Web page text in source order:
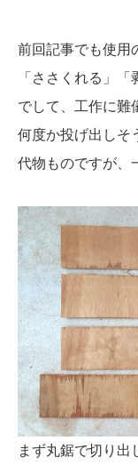
前回記事でも使
「ささくれる」
でして、工作に難
何度か投げ出しそ
代物ものですが
まず丸鋸で切り出